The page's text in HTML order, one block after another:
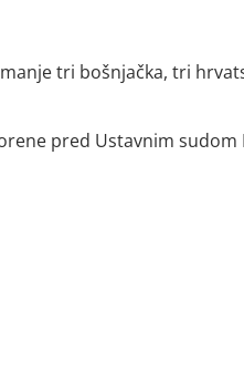
tri bošnjačka, tri
pred Ustavnim sudom